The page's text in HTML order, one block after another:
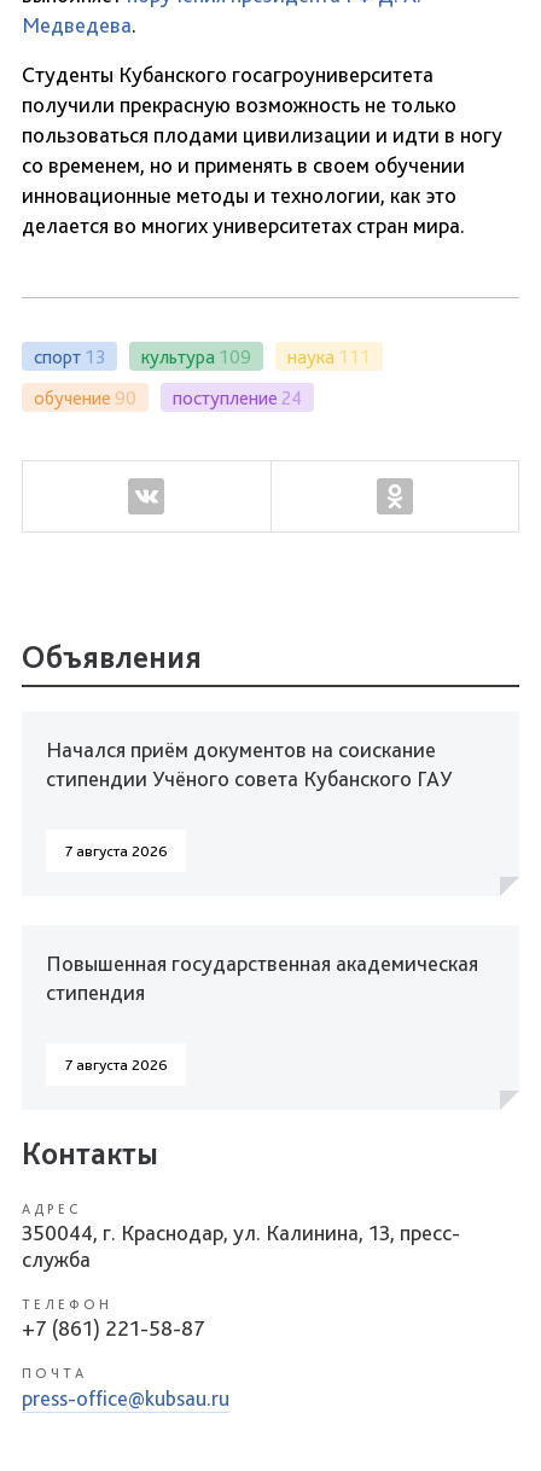
Медведева.
Студенты Кубанского госагроуниверситета
получили прекрасную возможность не только
пользоваться плодами цивилизации и идти в ногу
со временем, но и применять в своем обучении
инновационные методы и технологии, как это
делается во многих университетах стран мира.
спорт 13 культура 109 наука 111
обучение 90 поступление 24
Объявления
Начался приём документов на соискание
стипендии Учёного совета Кубанского ГАУ
7 августа 2026
Повышенная государственная академическая
стипендия
7 августа 2026
Контакты
АДРЕС
350044, г. Краснодар, ул. Калинина, 13, пресс-
служба
ТЕЛЕФОН
+7 (861) 221-58-87
ПОЧТА
press-office@kubsau.ru